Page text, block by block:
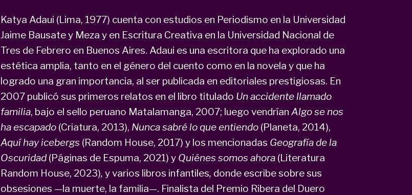
Katya Adaui (Lima, 1977) cuenta con estudios en Periodismo en la Universidad
Jaime Bausate y Meza y en Escritura Creativa en la Universidad Nacional de
Tres de Febrero en Buenos Aires. Adaui es una escritora que ha explorado una
estética amplia, tanto en el género del cuento como en la novela y que ha
logrado una gran importancia, al ser publicada en editoriales prestigiosas. En
2007 publicó sus primeros relatos en el libro titulado Un accidente llamado
familia, bajo el sello peruano Matalamanga, 2007; luego vendrían Algo se nos
ha escapado(Criatura, 2013), Nunca sabré lo que entiendo(Planeta, 2014),
Aquí hay icebergs (Random House, 2017) y los mencionadas Geografía de la
Oscuridad(Páginas de Espuma, 2021) y Quiénes somos ahora (Literatura
Random House, 2023), y varios libros infantiles, donde escribe sobre sus
obsesiones —la muerte, la familia—. Finalista del Premio Ribera del Duero